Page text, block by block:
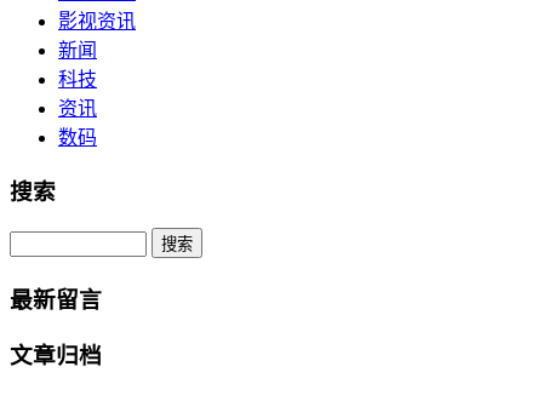
影视资讯
新闻
科技
资讯
数码
搜索
Search
最新留言
文章归档